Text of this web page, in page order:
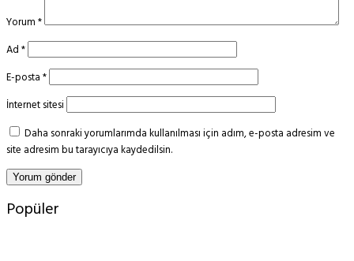
Yorum*
Ad*
E-posta*
İnternet sitesi
Daha sonraki yorumlarımda kullanılması için adım, e-posta adresim ve
site adresim bu tarayıcıya kaydedilsin.
Popüler